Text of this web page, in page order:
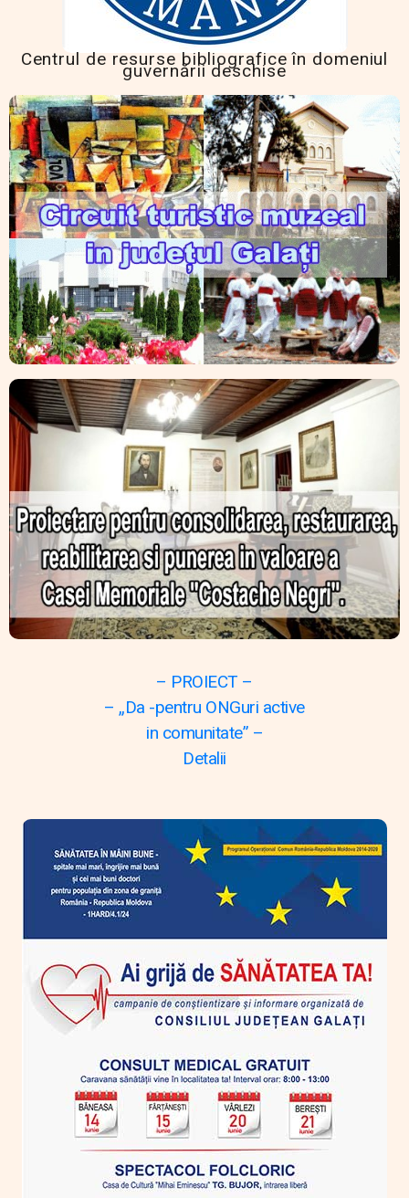
Centrul de resurse bibliografice în domeniul
guvernării deschise
– PROIECT –
– „Da -pentru ONGuri active
in comunitate” –
Detalii